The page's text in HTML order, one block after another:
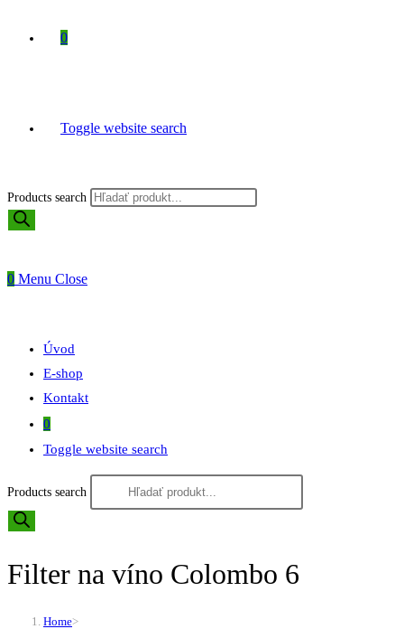
0
Toggle website search
Products search
0 Menu Close
Úvod
E-shop
Kontakt
0
Toggle website search
Products search
Filter na víno Colombo 6
Home>